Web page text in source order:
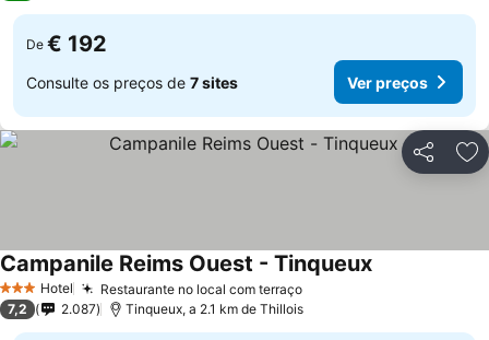
De € 192
Consulte os preços de 7 sites Ver preços
Partilhar
3 EstrelasHotel Restaurante no local com terraço
Campanile Reims Ouest - Tinqueux
7,2 2.087 Tinqueux, a 2.1 km de Thillois